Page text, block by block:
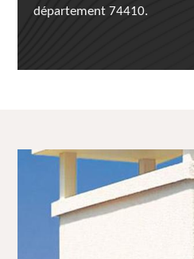
département 74410.